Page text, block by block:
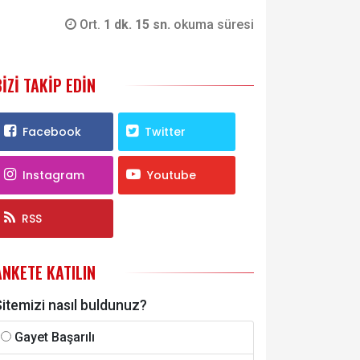
Ort. 1 dk. 15 sn. okuma süresi
TAKIP EDIN
Facebook Twitter
Instagram Youtube
RSS
KATILIN
nasıl buldunuz?
Gayet Başarılı